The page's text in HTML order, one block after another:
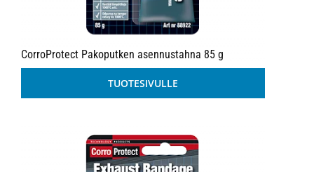
CorroProtect Pakoputken asennustahna 85 g
TUOTESIVULLE